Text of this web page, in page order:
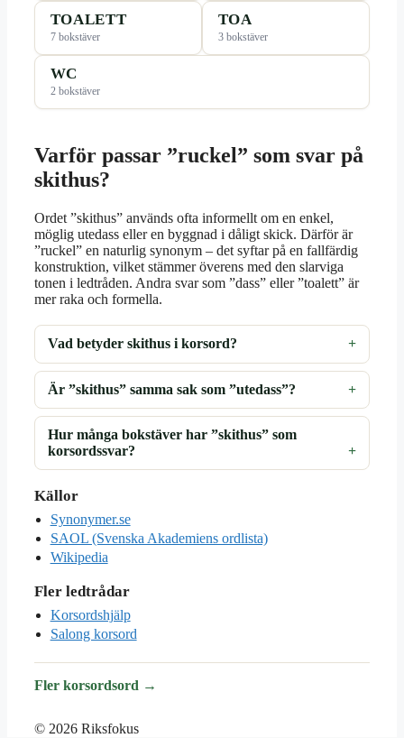
TOALETT
7 bokstäver
TOA
3 bokstäver
WC
2 bokstäver
Varför passar ”ruckel” som svar på
skithus?
Ordet ”skithus” används ofta informellt om en enkel,
möglig utedass eller en byggnad i dåligt skick. Därför är
”ruckel” en naturlig synonym – det syftar på en fallfärdig
konstruktion, vilket stämmer överens med den slarviga
tonen i ledtråden. Andra svar som ”dass” eller ”toalett” är
mer raka och formella.
Vad betyder skithus i korsord?
Är ”skithus” samma sak som ”utedass”?
Hur många bokstäver har ”skithus” som
korsordssvar?
Källor
Synonymer.se
SAOL (Svenska Akademiens ordlista)
Wikipedia
Fler ledtrådar
Korsordshjälp
Salong korsord
Fler korsordsord →
© 2026 Riksfokus